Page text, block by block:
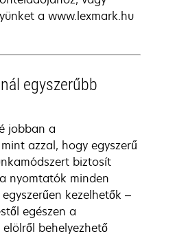
a www.lexmark.hu
egyszerűbb
jobban a
azzal, hogy egyszerű
biztosít
nyomtatók minden
kezelhetők –
egészen a
behelyezhető